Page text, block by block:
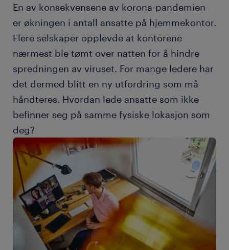
En av konsekvensene av korona-pandemien
er økningen i antall ansatte på hjemmekontor.
Flere selskaper opplevde at kontorene
nærmest ble tømt over natten for å hindre
spredningen av viruset. For mange ledere har
det dermed blitt en ny utfordring som må
håndteres. Hvordan lede ansatte som ikke
befinner seg på samme fysiske lokasjon som
deg?